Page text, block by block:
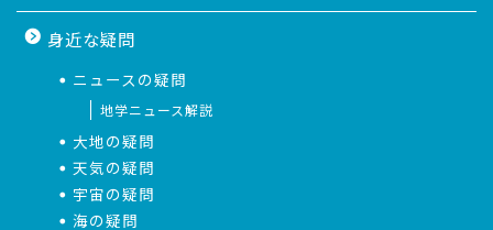
身近な疑問
ニュースの疑問
地学ニュース解説
大地の疑問
天気の疑問
宇宙の疑問
海の疑問